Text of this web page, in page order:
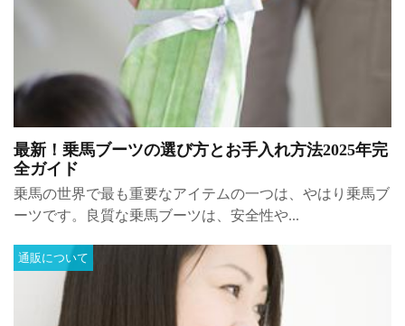
最新！乗馬ブーツの選び方とお手入れ方法2025年完
全ガイド
乗馬の世界で最も重要なアイテムの一つは、やはり乗馬ブ
ーツです。良質な乗馬ブーツは、安全性や...
通販について